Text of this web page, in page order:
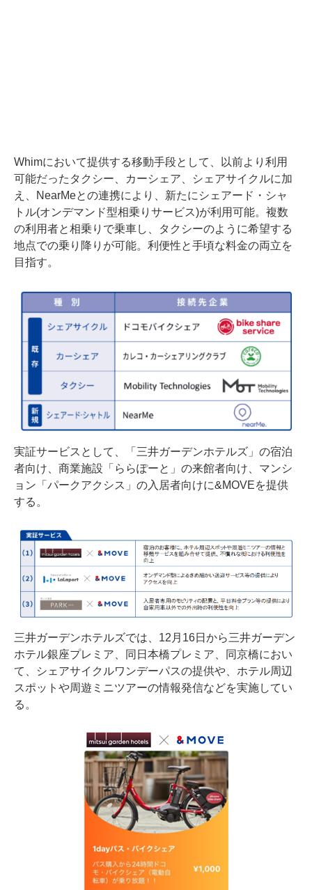
Whimにおいて提供する移動手段として、以前より利用
可能だったタクシー、カーシェア、シェアサイクルに加
え、NearMeとの連携により、新たにシェアード・シャ
トル(オンデマンド型相乗りサービス)が利用可能。複数
の利用者と相乗りで乗車し、タクシーのように希望する
地点での乗り降りが可能。利便性と手頃な料金の両立を
目指す。
実証サービスとして、「三井ガーデンホテルズ」の宿泊
者向け、商業施設「ららぽーと」の来館者向け、マンシ
ョン「パークアクシス」の入居者向けに&MOVEを提供
する。
三井ガーデンホテルズでは、12月16日から三井ガーデン
ホテル銀座プレミア、同日本橋プレミア、同京橋におい
て、シェアサイクルワンデーパスの提供や、ホテル周辺
スポットや周遊ミニツアーの情報発信などを実施してい
る。